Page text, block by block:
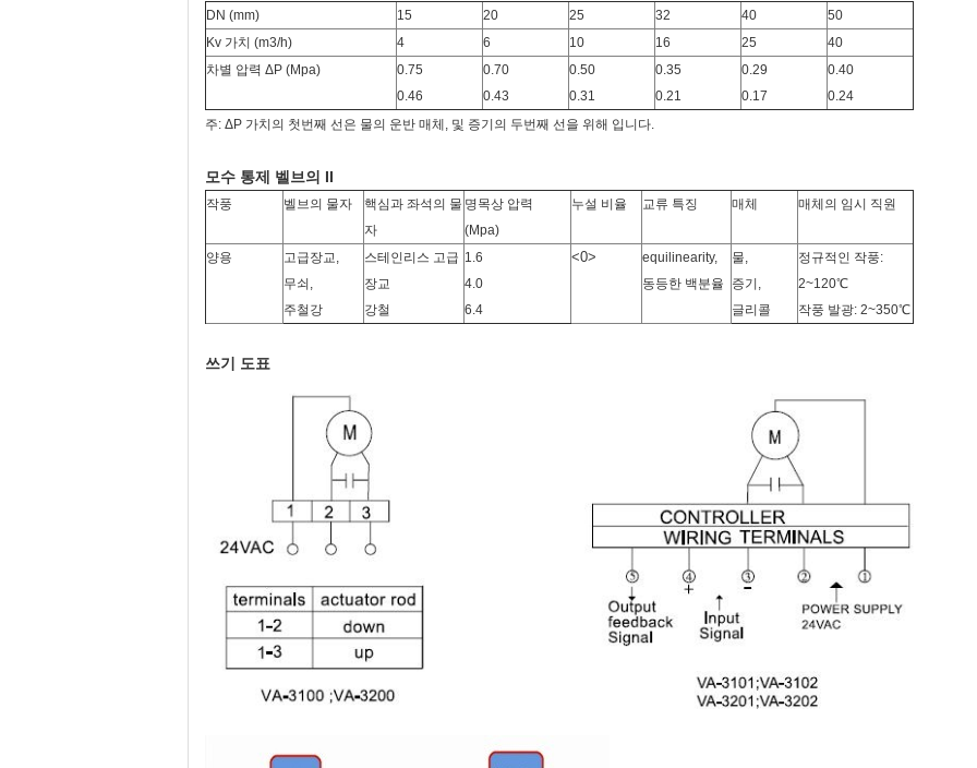
DN (mm) 15 20 25 32 40
50
Kv 가치 (m3/h)
4 6 10 16 25
40
차별 압력 ΔP (Mpa)
0.75
0.46
0.70
0.43
0.50
0.31
0.35
0.21
0.29
0.17
0.40
0.24
주: ΔP 가치의 첫번째 선은 물의 운반 매체, 및 증기의 두번째 선을 위해 입니다.
모수 통제 벨브의 II
작풍 벨브의 물자
핵심과 좌석의 물
자
명목상 압력
(Mpa)
누설 비율 교류 특징 매체 매체의 임시 직원
양용
고급장교,
무쇠,
주철강
스테인리스 고급
장교
강철
1.6
4.0
6.4
<0>
equilinearity,
동등한 백분율
물,
증기,
글리콜
정규적인 작풍:
2~120℃
작풍 발광: 2~350℃
쓰기 도표